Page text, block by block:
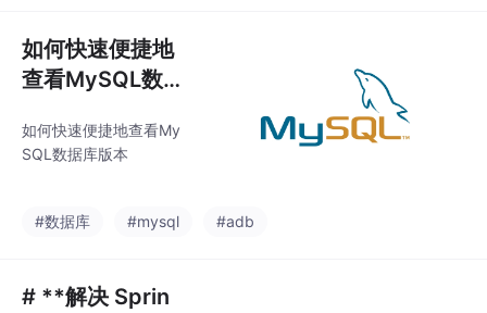
如何快速便捷地
查看MySQL数
如何快速便捷地查看My
SQL数据库版本
#数据库 #mysql #adb
# **解决 Sprin